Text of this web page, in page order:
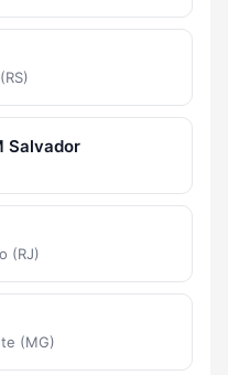
Salvador
(RJ)
(MG)